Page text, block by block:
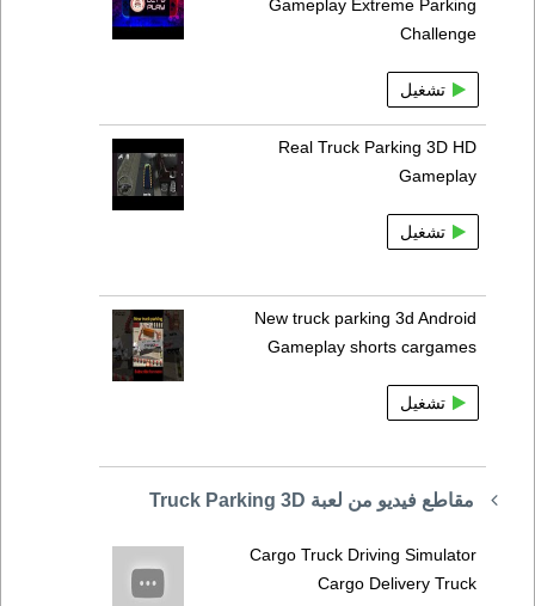
Gameplay Extreme Parking
Challenge
تشغيل
Real Truck Parking 3D HD
Gameplay
تشغيل
New truck parking 3d Android
Gameplay shorts cargames
تشغيل
مقاطع فيديو من لعبة Truck Parking 3D
Cargo Truck Driving Simulator
Cargo Delivery Truck